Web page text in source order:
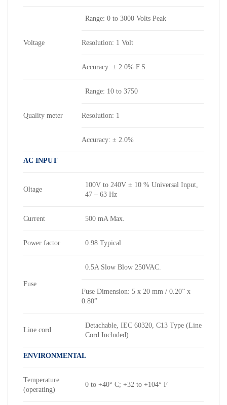
Voltage
Range: 0 to 3000 Volts Peak
Resolution: 1 Volt
Accuracy: ± 2.0% F.S.
Quality meter
Range: 10 to 3750
Resolution: 1
Accuracy: ± 2.0%
AC INPUT
Oltage
100V to 240V ± 10 % Universal Input,
47 – 63 Hz
Current 500 mA Max.
Power factor 0.98 Typical
Fuse
0.5A Slow Blow 250VAC.
Fuse Dimension: 5 x 20 mm / 0.20” x
0.80”
Line cord
Detachable, IEC 60320, C13 Type (Line
Cord Included)
ENVIRONMENTAL
Temperature
(operating)
0 to +40° C; +32 to +104° F